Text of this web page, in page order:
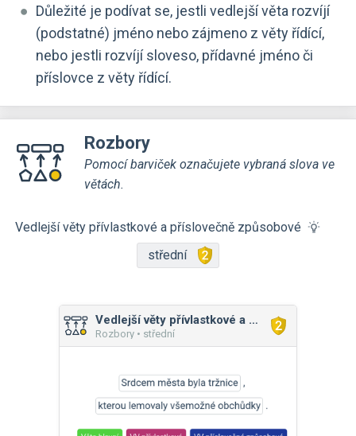
Důležité je podívat se, jestli vedlejší věta rozvíjí
(podstatné) jméno nebo zájmeno z věty řídící,
nebo jestli rozvíjí sloveso, přídavné jméno či
příslovce z věty řídící.
Rozbory
Pomocí barviček označujete vybraná slova ve
větách.
Vedlejší věty přívlastkové a příslovečně způsobové
střední
Vedlejší věty přívlastkové a příslovečně způsobové
Rozbory • střední